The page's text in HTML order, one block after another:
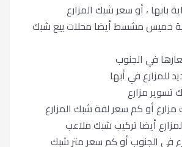
بابها ، أو سعر شبك المزارع
خميس مشسط أيضا محلات بيع شبك
في الجنوب
للمزارع في أبها
مزارع
أو كم سعر لفة شبك المزارع
أيضا تركيب شبك ملاعب
في الجنوب أو كم سعر متر شبك